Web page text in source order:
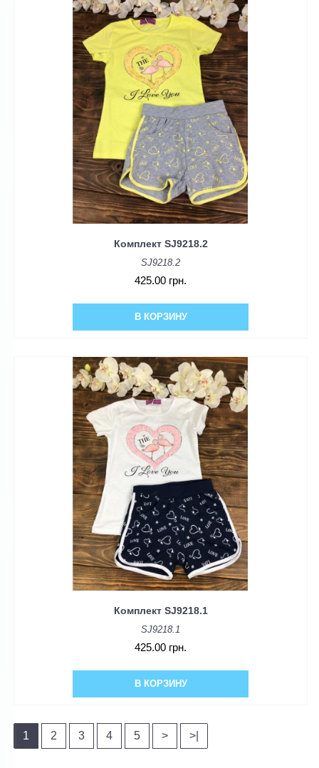
Комплект SJ9218.2
SJ9218.2
425.00 грн.
В КОРЗИНУ
Комплект SJ9218.1
SJ9218.1
425.00 грн.
В КОРЗИНУ
1 2 3 4 5 > >|